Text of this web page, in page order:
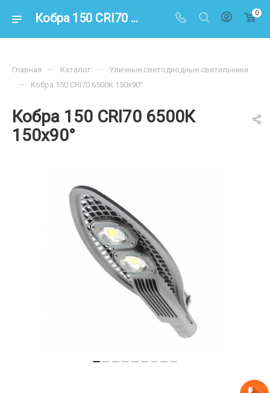
Кобра 150 CRI70 6500К 150х90° – купить по цене 22900.00 в интернет-магазине energoresurs-spb.ru 0
Кобра 150 CRI70 6500К
150х90°
Главная — Каталог — Уличные светодиодные светильники
— Кобра 150 CRI70 6500К 150х90°